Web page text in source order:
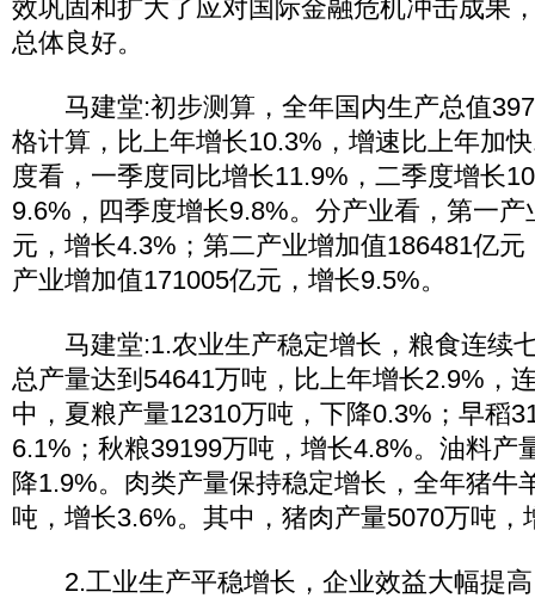
效巩固和扩大了应对国际金融危机冲击成果
总体良好。
马建堂:初步测算，全年国内生产总值
格计算，比上年增长10.3%，增速比上年加
度看，一季度同比增长11.9%，二季度增长
9.6%，四季度增长9.8%。分产业看，第一产
元，增长4.3%；第二产业增加值186481亿
产业增加值171005亿元，增长9.5%。
马建堂:1.农业生产稳定增长，粮食连续
总产量达到54641万吨，比上年增长2.9%，
中，夏粮产量12310万吨，下降0.3%；早稻
6.1%；秋粮39199万吨，增长4.8%。油料产
降1.9%。肉类产量保持稳定增长，全年猪牛
吨，增长3.6%。其中，猪肉产量5070万吨，
2.工业生产平稳增长，企业效益大幅提高